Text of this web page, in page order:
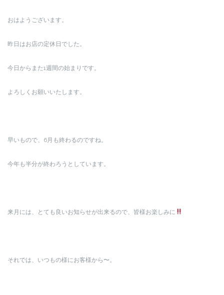
おはようございます。
昨日はお店の定休日でした。
今日からまた1週間の始まりです。
よろしくお願いいたします。
早いもので、6月も終わるのですね。
今年も半分が終わろうとしています。
来月には、とても良いお知らせが出来るので、皆様お楽しみに
それでは、いつもの様にお客様から〜。